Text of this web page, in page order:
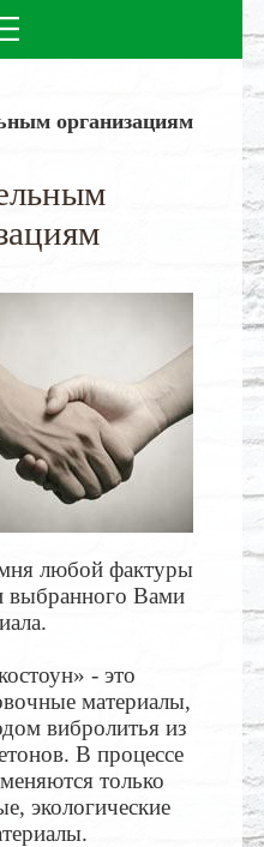
организациям
любой фактуры
выбранного Вами
- это
материалы,
вибролитья из
В процессе
только
экологические